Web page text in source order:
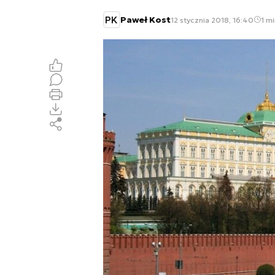
PK Paweł Kost12 stycznia 2018, 16:40 1